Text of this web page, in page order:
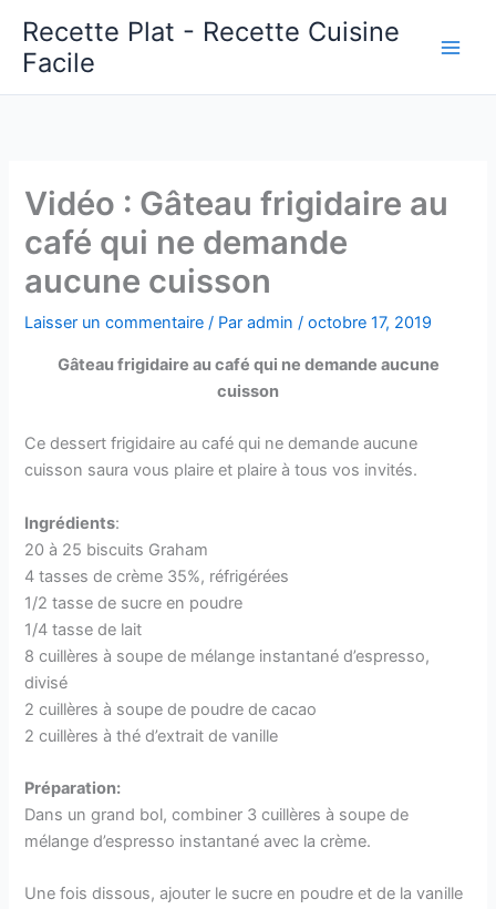
contenu
Recette Plat - Recette Cuisine
Facile
Vidéo : Gâteau frigidaire au
café qui ne demande
aucune cuisson
Laisser un commentaire / Paradmin/octobre 17, 2019
Gâteau frigidaire au café qui ne demande aucune
cuisson
Ce dessert frigidaire au café qui ne demande aucune
cuisson saura vous plaire et plaire à tous vos invités.
Ingrédients:
20 à 25 biscuits Graham
4 tasses de crème 35%, réfrigérées
1/2 tasse de sucre en poudre
1/4 tasse de lait
8 cuillères à soupe de mélange instantané d’espresso,
divisé
2 cuillères à soupe de poudre de cacao
2 cuillères à thé d’extrait de vanille
Préparation:
Dans un grand bol, combiner 3 cuillères à soupe de
mélange d’espresso instantané avec la crème.
Une fois dissous, ajouter le sucre en poudre et de la vanille